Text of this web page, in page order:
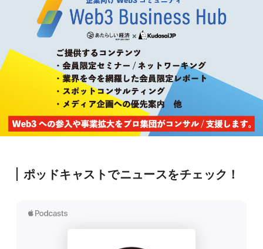
ポッドキャストでニュースをチェック！